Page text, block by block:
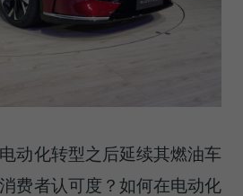
动化转型之后延续其燃油车
费者认可度？如何在电动化